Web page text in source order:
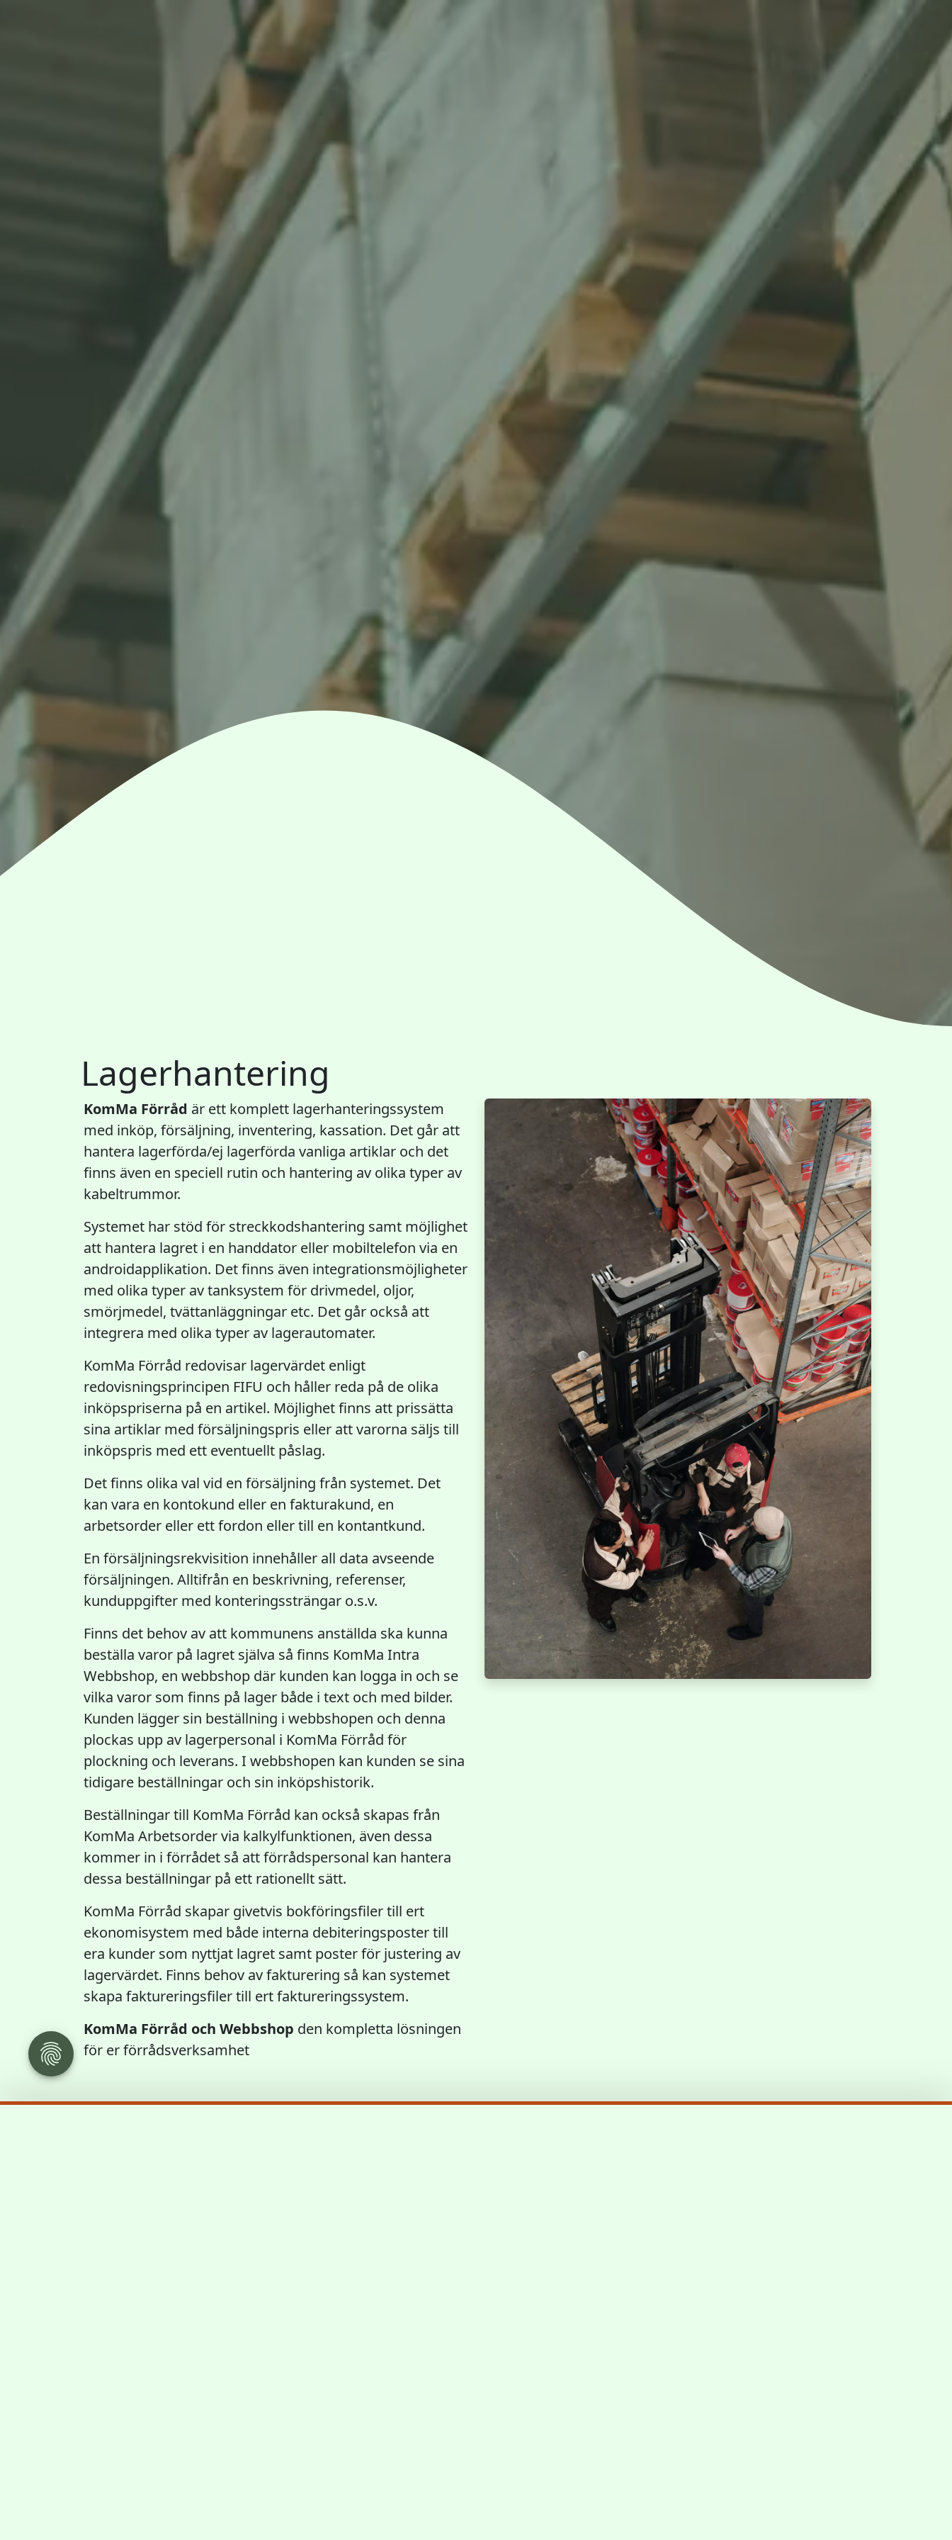
Lagerhantering
KomMa Förråd är ett komplett lagerhanteringssystem
med inköp, försäljning, inventering, kassation. Det går att
hantera lagerförda/ej lagerförda vanliga artiklar och det
finns även en speciell rutin och hantering av olika typer av
kabeltrummor.
Systemet har stöd för streckkodshantering samt möjlighet
att hantera lagret i en handdator eller mobiltelefon via en
androidapplikation. Det finns även integrationsmöjligheter
med olika typer av tanksystem för drivmedel, oljor,
smörjmedel, tvättanläggningar etc. Det går också att
integrera med olika typer av lagerautomater.
KomMa Förråd redovisar lagervärdet enligt
redovisningsprincipen FIFU och håller reda på de olika
inköpspriserna på en artikel. Möjlighet finns att prissätta
sina artiklar med försäljningspris eller att varorna säljs till
inköpspris med ett eventuellt påslag.
Det finns olika val vid en försäljning från systemet. Det
kan vara en kontokund eller en fakturakund, en
arbetsorder eller ett fordon eller till en kontantkund.
En försäljningsrekvisition innehåller all data avseende
försäljningen. Alltifrån en beskrivning, referenser,
kunduppgifter med konteringssträngar o.s.v.
Finns det behov av att kommunens anställda ska kunna
beställa varor på lagret själva så finns KomMa Intra
Webbshop, en webbshop där kunden kan logga in och se
vilka varor som finns på lager både i text och med bilder.
Kunden lägger sin beställning i webbshopen och denna
plockas upp av lagerpersonal i KomMa Förråd för
plockning och leverans. I webbshopen kan kunden se sina
tidigare beställningar och sin inköpshistorik.
Beställningar till KomMa Förråd kan också skapas från
KomMa Arbetsorder via kalkylfunktionen, även dessa
kommer in i förrådet så att förrådspersonal kan hantera
dessa beställningar på ett rationellt sätt.
KomMa Förråd skapar givetvis bokföringsfiler till ert
ekonomisystem med både interna debiteringsposter till
era kunder som nyttjat lagret samt poster för justering av
lagervärdet. Finns behov av fakturering så kan systemet
skapa faktureringsfiler till ert faktureringssystem.
KomMa Förråd och Webbshop den kompletta lösningen
för er förrådsverksamhet